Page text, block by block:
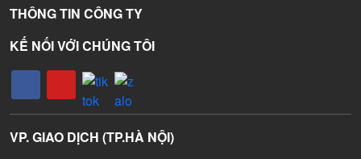
THÔNG TIN CÔNG TY
KẾ NỐI VỚI CHÚNG TÔI
VP. GIAO DỊCH (TP.HÀ NỘI)